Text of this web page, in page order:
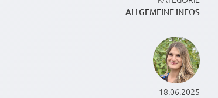
ALLGEMEINE INFOS
18.06.2025